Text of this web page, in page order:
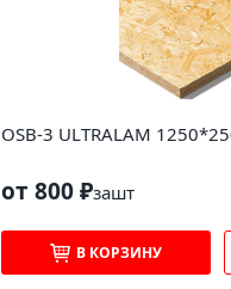
OSB-3 ULTRALAM
от 800 ₽зашт
В КОРЗИНУ